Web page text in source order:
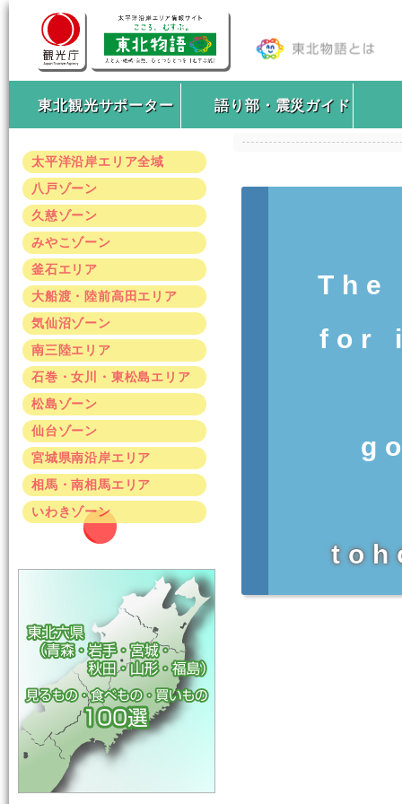
東北観光サポーター 語り部・震災ガイド
太平洋沿岸エリア全域
八戸ゾーン
久慈ゾーン
みやこゾーン
釜石エリア
大船渡・陸前高田エリア
気仙沼ゾーン
南三陸エリア
石巻・女川・東松島エリア
松島ゾーン
仙台ゾーン
宮城県南沿岸エリア
相馬・南相馬エリア
いわきゾーン
for